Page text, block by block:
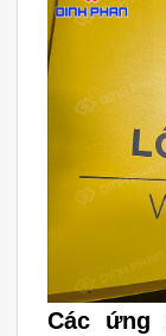
Các ứng